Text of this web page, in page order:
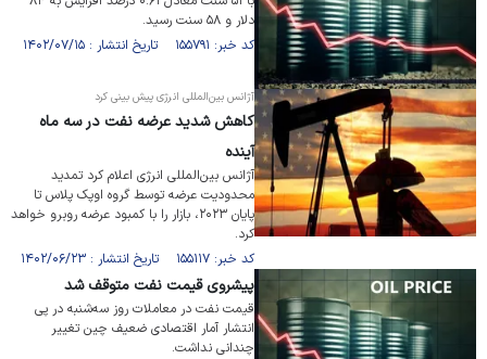
دلار و ۵۸ سنت رسید.
کد خبر: ۱۵۵۷۹۱ تاریخ انتشار : ۱۴۰۲/۰۷/۱۵
آژانس بین‌المللی انرژی پیش بینی کرد
کاهش شدید عرضه نفت در سه ماه
آینده
آژانس بین‌المللی انرژی اعلام کرد تمدید
محدودیت عرضه توسط گروه اوپک پلاس تا
پایان ۲۰۲۳، بازار را با کمبود عرضه روبرو خواهد
کرد.
کد خبر: ۱۵۵۱۱۷ تاریخ انتشار : ۱۴۰۲/۰۶/۲۳
پیشروی قیمت نفت متوقف شد
قیمت نفت در معاملات روز سه‌شنبه در پی
انتشار آمار اقتصادی ضعیف چین تغییر
چندانی نداشت.